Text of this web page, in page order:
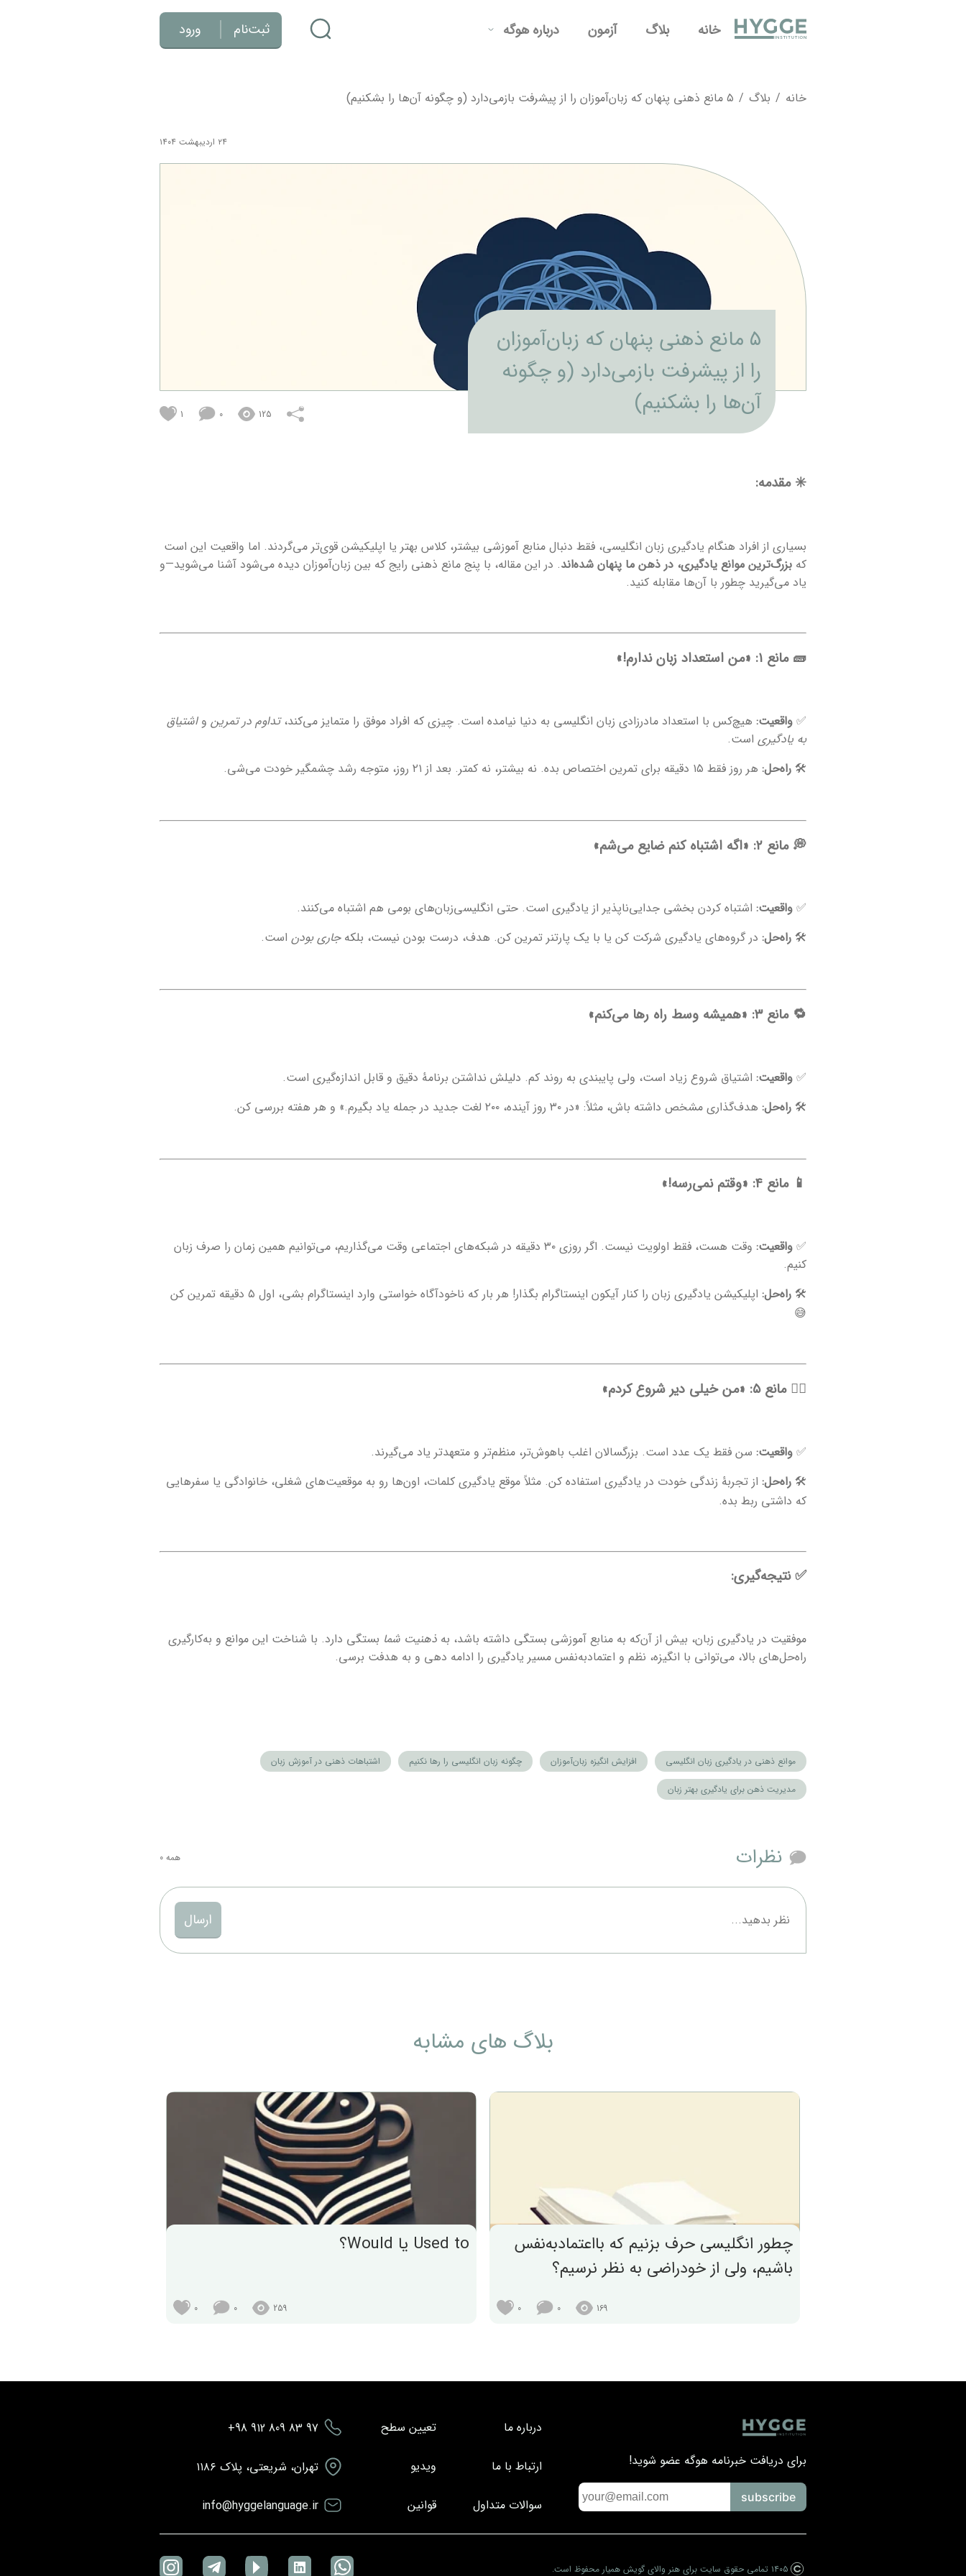
خانه بلاگ آزمون درباره هوگه ثبت‌نام ورود
خانه / بلاگ / ۵ مانع ذهنی پنهان که زبان‌آموزان را از پیشرفت بازمی‌دارد (و چگونه آن‌ها را بشکنیم)
۲۴ اردیبهشت ۱۴۰۴
۵ مانع ذهنی پنهان که زبان‌آموزان
را از پیشرفت بازمی‌دارد (و چگونه
آن‌ها را بشکنیم)
1 0 125
✳️ مقدمه:
بسیاری از افراد هنگام یادگیری زبان انگلیسی، فقط دنبال منابع آموزشی بیشتر، کلاس بهتر یا اپلیکیشن قوی‌تر می‌گردند. اما واقعیت این است
که بزرگ‌ترین موانع یادگیری، در ذهن ما پنهان شده‌اند. در این مقاله، با پنج مانع ذهنی رایج که بین زبان‌آموزان دیده می‌شود آشنا می‌شوید—و
یاد می‌گیرید چطور با آن‌ها مقابله کنید.
🧱 مانع ۱: «من استعداد زبان ندارم!»
✅ واقعیت: هیچ‌کس با استعداد مادرزادی زبان انگلیسی به دنیا نیامده است. چیزی که افراد موفق را متمایز می‌کند،تداوم در تمرین واشتیاق
به یادگیری است.
🛠 راه‌حل: هر روز فقط ۱۵ دقیقه برای تمرین اختصاص بده. نه بیشتر، نه کمتر. بعد از ۲۱ روز، متوجه رشد چشمگیر خودت می‌شی.
💭 مانع ۲: «اگه اشتباه کنم ضایع می‌شم»
✅ واقعیت: اشتباه کردن بخشی جدایی‌ناپذیر از یادگیری است. حتی انگلیسی‌زبان‌های بومی هم اشتباه می‌کنند.
🛠 راه‌حل: در گروه‌های یادگیری شرکت کن یا با یک پارتنر تمرین کن. هدف، درست بودن نیست، بلکهجاری بودن است.
🔁 مانع ۳: «همیشه وسط راه رها می‌کنم»
✅ واقعیت: اشتیاق شروع زیاد است، ولی پایبندی به روند کم. دلیلش نداشتن برنامهٔ دقیق و قابل اندازه‌گیری است.
🛠 راه‌حل: هدف‌گذاری مشخص داشته باش، مثلاً: «در ۳۰ روز آینده، ۲۰۰ لغت جدید در جمله یاد بگیرم.» و هر هفته بررسی کن.
📱 مانع ۴: «وقتم نمی‌رسه!»
✅ واقعیت:
وقت هست، فقط اولویت نیست. اگر روزی ۳۰ دقیقه در شبکه‌های اجتماعی وقت می‌گذاریم، می‌توانیم همین زمان را صرف زبان
کنیم.
🛠 راه‌حل:
اپلیکیشن یادگیری زبان را کنار آیکون اینستاگرام بگذار! هر بار که ناخودآگاه خواستی وارد اینستاگرام بشی، اول ۵ دقیقه تمرین کن
😅
🧍‍♀️ مانع ۵: «من خیلی دیر شروع کردم»
✅ واقعیت: سن فقط یک عدد است. بزرگسالان اغلب باهوش‌تر، منظم‌تر و متعهدتر یاد می‌گیرند.
🛠 راه‌حل: از تجربهٔ زندگی خودت در یادگیری استفاده کن. مثلاً موقع یادگیری کلمات، اون‌ها رو به موقعیت‌های شغلی، خانوادگی یا سفرهایی
که داشتی ربط بده.
✅ نتیجه‌گیری:
موفقیت در یادگیری زبان، بیش از آن‌که به منابع آموزشی بستگی داشته باشد، به ذهنیت شما بستگی دارد. با شناخت این موانع و به‌کارگیری
راه‌حل‌های بالا، می‌توانی با انگیزه، نظم و اعتمادبه‌نفس مسیر یادگیری را ادامه دهی و به هدفت برسی.
موانع ذهنی در یادگیری زبان انگلیسی افزایش انگیزه زبان‌آموزان چگونه زبان انگلیسی را رها نکنیم اشتباهات ذهنی در آموزش زبان
مدیریت ذهن برای یادگیری بهتر زبان
نظرات همه 0
ارسال
بلاگ های مشابه
چطور انگلیسی حرف بزنیم که بااعتماد‌به‌نفس
باشیم، ولی از خودراضی به نظر نرسیم؟
0 0 169
Used to یا Would؟
0 0 259
برای دریافت خبرنامه هوگه عضو شوید!
subscribe
درباره ما
ارتباط با ما
سوالات متداول
تعیین سطح
ویدیو
قوانین
+98 912 809 83 97
تهران، شریعتی، پلاک ۱۱۸۶
info@hyggelanguage.ir
۱۴۰۵ تمامی حقوق سایت برای هنر والای گویش همیار محفوظ است.